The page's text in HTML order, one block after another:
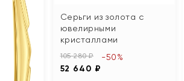
Серьги из золота с
ювелирными
кристаллами
105 280 ₽
52 640 ₽
-50%